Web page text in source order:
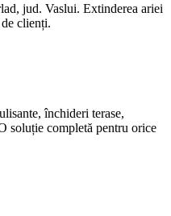
jud. Vaslui. Extinderea ariei
clienți.
închideri terase,
soluție completă pentru orice